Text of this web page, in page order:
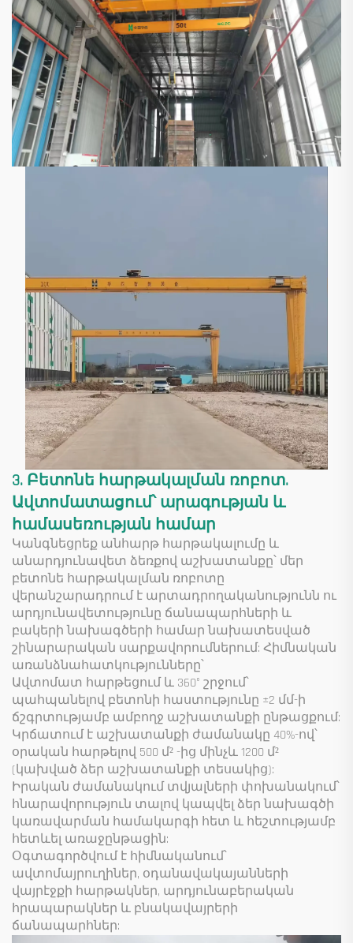
3. Բետոնե հարթակալման ռոբոտ.
Ավտոմատացում՝ արագության և
համասեռության համար
Կանգնեցրեք անհարթ հարթակալումը և
անարդյունավետ ձեռքով աշխատանքը՝ մեր
բետոնե հարթակալման ռոբոտը
վերանշարադրում է արտադրողականությունն ու
արդյունավետությունը ճանապարհների և
բակերի նախագծերի համար նախատեսված
շինարարական սարքավորումներում: Հիմնական
առանձնահատկությունները՝
Ավտոմատ հարթեցում և 360° շրջում՝
պահպանելով բետոնի հաստությունը ±2 մմ-ի
ճշգրտությամբ ամբողջ աշխատանքի ընթացքում:
Կրճատում է աշխատանքի ժամանակը 40%-ով՝
օրական հարթելով 500 մ² -ից մինչև 1200 մ²
(կախված ձեր աշխատանքի տեսակից):
Իրական ժամանակում տվյալների փոխանակում՝
հնարավորություն տալով կապվել ձեր նախագծի
կառավարման համակարգի հետ և հեշտությամբ
հետևել առաջընթացին:
Օգտագործվում է հիմնականում՝
ավտոմայրուղիներ, օդանավակայանների
վայրէջքի հարթակներ, արդյունաբերական
հրապարակներ և բնակավայրերի
ճանապարհներ: